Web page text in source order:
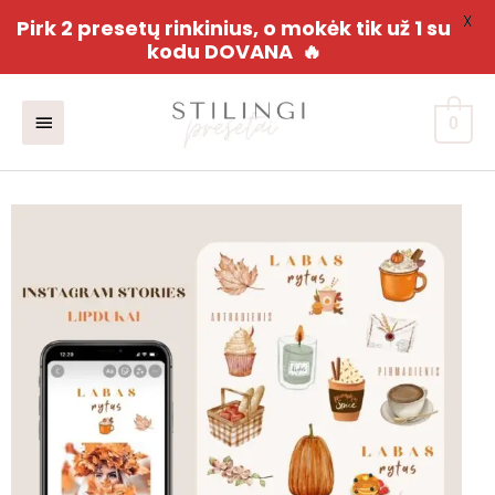
turinio
Pagrindinis
meniu
0
Pirk 2 presetų rinkinius, o mokėk tik už 1 su
kodu DOVANA 🔥
X